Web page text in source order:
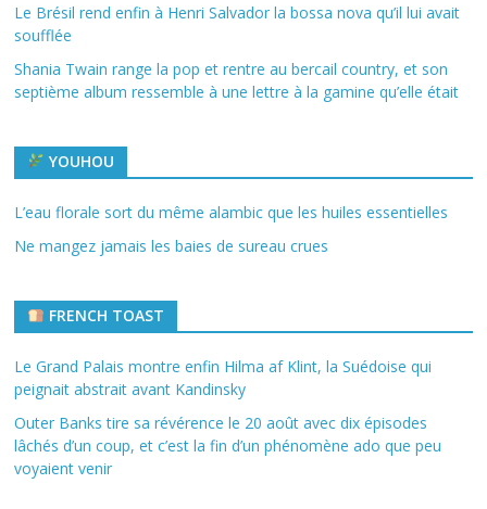
Le Brésil rend enfin à Henri Salvador la bossa nova qu’il lui avait
soufflée
Shania Twain range la pop et rentre au bercail country, et son
septième album ressemble à une lettre à la gamine qu’elle était
YOUHOU
L’eau florale sort du même alambic que les huiles essentielles
Ne mangez jamais les baies de sureau crues
FRENCH TOAST
Le Grand Palais montre enfin Hilma af Klint, la Suédoise qui
peignait abstrait avant Kandinsky
Outer Banks tire sa révérence le 20 août avec dix épisodes
lâchés d’un coup, et c’est la fin d’un phénomène ado que peu
voyaient venir